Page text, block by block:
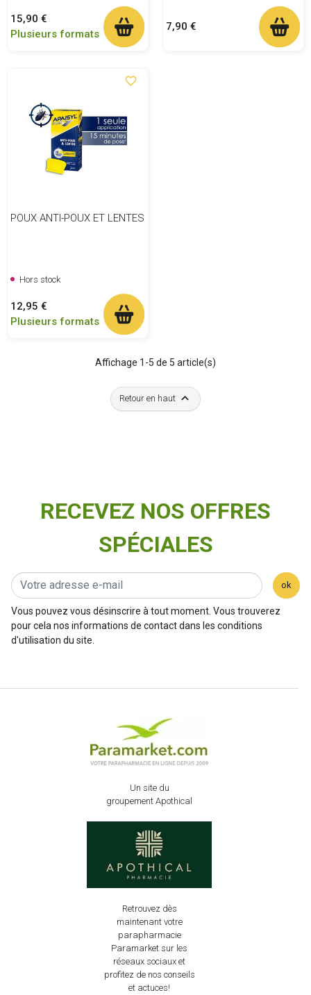
Prix
15,90 €
Plusieurs formats
Prix
7,90 €
favorite_border
POUX ANTI-POUX ET LENTES
Hors stock
Prix
12,95 €
Plusieurs formats
Affichage 1-5 de 5 article(s)
Retour en haut 
RECEVEZ NOS OFFRES
SPÉCIALES
ok
Vous pouvez vous désinscrire à tout moment. Vous trouverez
pour cela nos informations de contact dans les conditions
d'utilisation du site.
Un site du
groupement Apothical
Retrouvez dès
maintenant votre
parapharmacie
Paramarket sur les
réseaux sociaux et
profitez de nos conseils
et actuces!